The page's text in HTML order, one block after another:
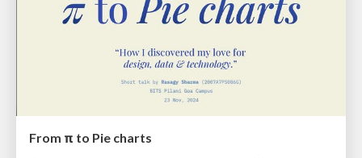
From π to Pie charts